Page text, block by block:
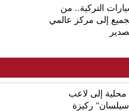
التركية.. من
إلى مركز عالمي
إلى لاعب
ركيزة